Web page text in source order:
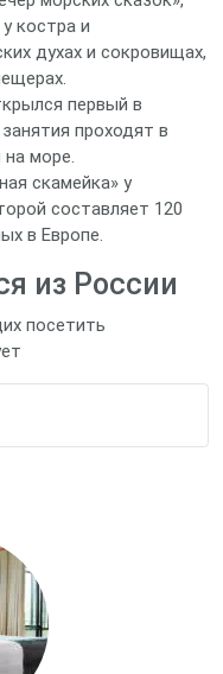
костра и
духах и сокровищах,
первый в
проходят в
море.
скамейка» у
составляет 120
в Европе.
из России
посетить